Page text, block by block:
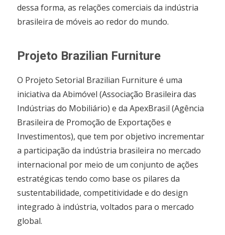
dessa forma, as relações comerciais da indústria
brasileira de móveis ao redor do mundo.
Projeto Brazilian Furniture
O Projeto Setorial Brazilian Furniture é uma
iniciativa da Abimóvel (Associação Brasileira das
Indústrias do Mobiliário) e da ApexBrasil (Agência
Brasileira de Promoção de Exportações e
Investimentos), que tem por objetivo incrementar
a participação da indústria brasileira no mercado
internacional por meio de um conjunto de ações
estratégicas tendo como base os pilares da
sustentabilidade, competitividade e do design
integrado à indústria, voltados para o mercado
global.